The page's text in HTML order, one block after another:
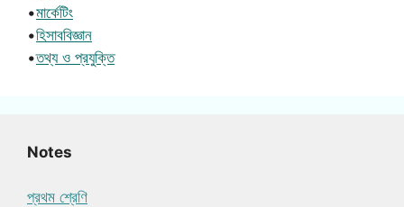
•মার্কেটিং
•হিসাববিজ্ঞান
•তথ্য ও প্রযুক্তি
Notes
প্রথম শ্রেণি